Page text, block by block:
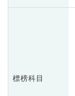
標榜科目